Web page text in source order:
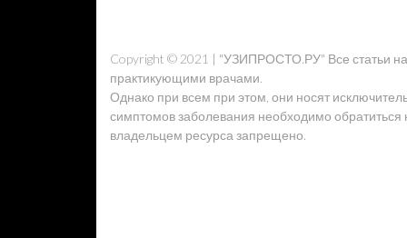
Copyright © 2021 | "УЗИПРОСТО.РУ" Все статьи
практикующими врачами.
Однако при всем при этом, они носят
симптомов заболевания необходимо обратиться
владельцем ресурса запрещено.